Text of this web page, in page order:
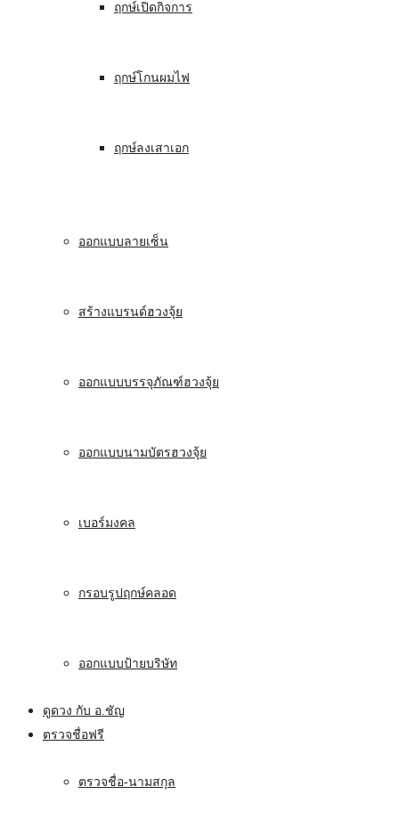
ฤกษ์เปิดกิจการ
ฤกษ์โกนผมไฟ
ฤกษ์ลงเสาเอก
ออกแบบลายเซ็น
สร้างแบรนด์ฮวงจุ้ย
ออกแบบบรรจุภัณฑ์ฮวงจุ้ย
ออกแบบนามบัตรฮวงจุ้ย
เบอร์มงคล
กรอบรูปฤกษ์คลอด
ออกแบบป้ายบริษัท
ดูดวง กับ อ.ชัญ
ตรวจชื่อฟรี
ตรวจชื่อ-นามสกุล